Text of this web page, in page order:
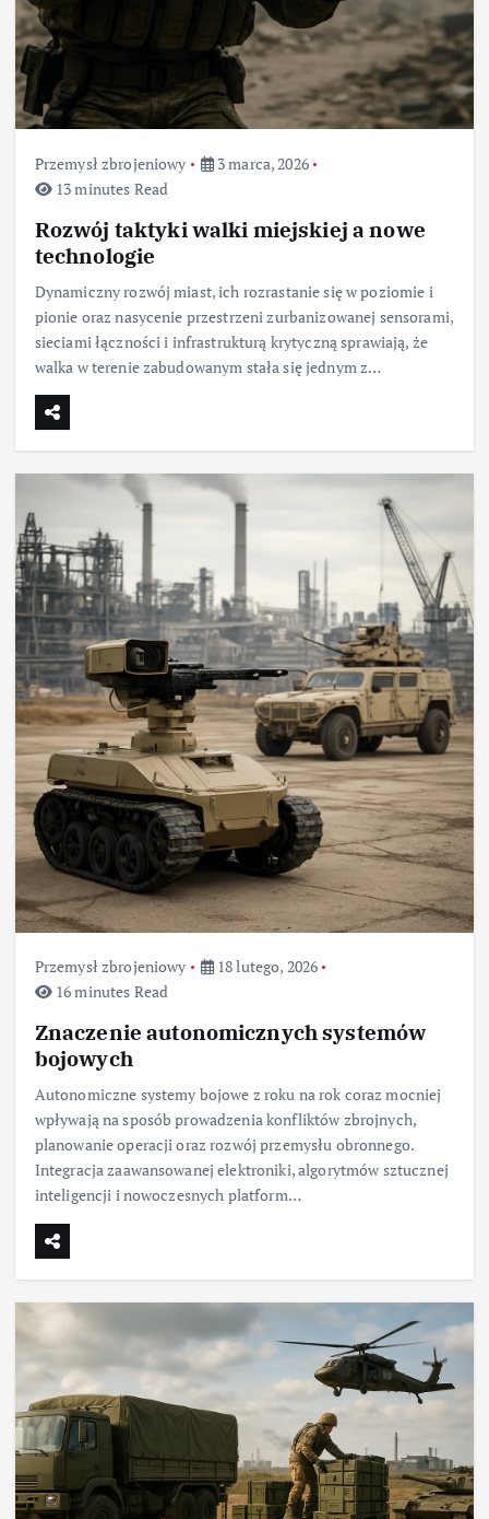
Przemysł zbrojeniowy
3 marca, 2026
13 minutes Read
Rozwój taktyki walki miejskiej a nowe
technologie
Dynamiczny rozwój miast, ich rozrastanie się w poziomie i
pionie oraz nasycenie przestrzeni zurbanizowanej sensorami,
sieciami łączności i infrastrukturą krytyczną sprawiają, że
walka w terenie zabudowanym stała się jednym z…
Przemysł zbrojeniowy
18 lutego, 2026
16 minutes Read
Znaczenie autonomicznych systemów
bojowych
Autonomiczne systemy bojowe z roku na rok coraz mocniej
wpływają na sposób prowadzenia konfliktów zbrojnych,
planowanie operacji oraz rozwój przemysłu obronnego.
Integracja zaawansowanej elektroniki, algorytmów sztucznej
inteligencji i nowoczesnych platform…